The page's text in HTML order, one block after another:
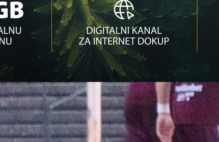
Mogući duel sa Hajdukom